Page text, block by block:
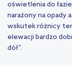
oświetlenia do
narażony na opady
wskutek różnicy
elewacji bardzo
dół”.